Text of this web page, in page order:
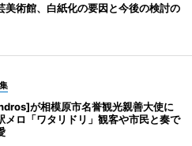
美術館、白紙化の要因と今後の検討の
が相模原市名誉観光親善大使に
メロ「ワタリドリ」観客や市民と奏で